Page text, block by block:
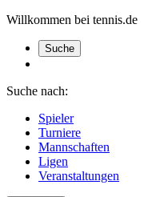
Willkommen bei tennis.de
Suche
Suche nach:
Spieler
Turniere
Mannschaften
Ligen
Veranstaltungen